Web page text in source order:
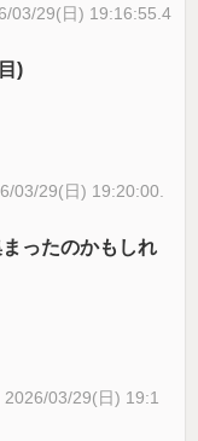
03/29(日) 19:16:55.4
)
03/29(日) 19:20:00.
ったのかもしれ
2026/03/29(日) 19:1